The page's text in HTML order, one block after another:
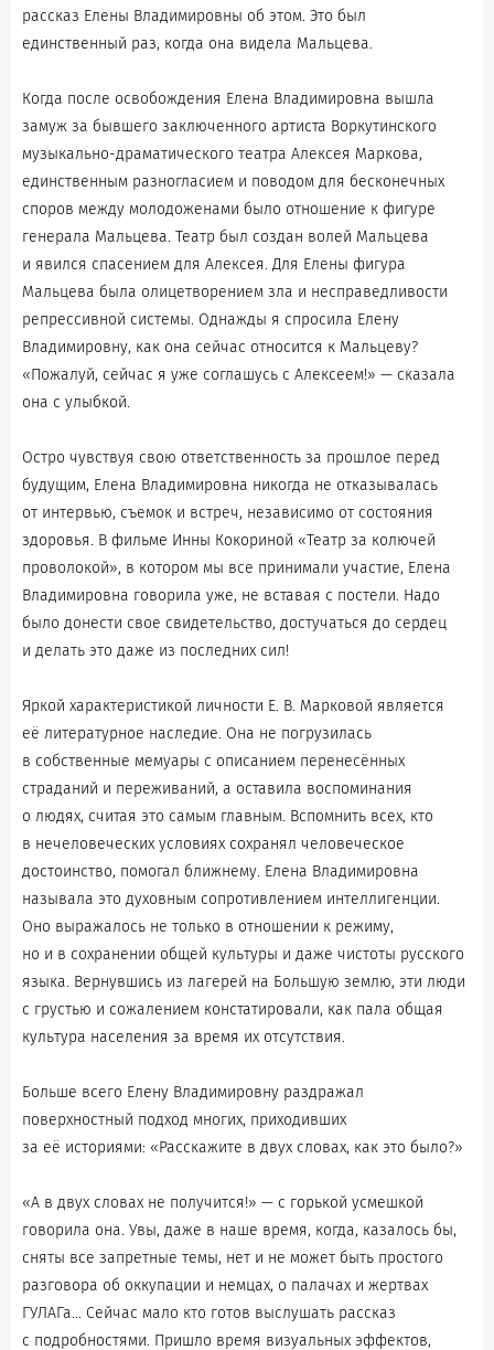
рассказ Елены Владимировны об этом. Это был
единственный раз, когда она видела Мальцева.
Когда после освобождения Елена Владимировна вышла
замуж за бывшего заключенного артиста Воркутинского
музыкально-драматического театра Алексея Маркова,
единственным разногласием и поводом для бесконечных
споров между молодоженами было отношение к фигуре
генерала Мальцева. Театр был создан волей Мальцева
и явился спасением для Алексея. Для Елены фигура
Мальцева была олицетворением зла и несправедливости
репрессивной системы. Однажды я спросила Елену
Владимировну, как она сейчас относится к Мальцеву?
«Пожалуй, сейчас я уже соглашусь с Алексеем!» — сказала
она с улыбкой.
Остро чувствуя свою ответственность за прошлое перед
будущим, Елена Владимировна никогда не отказывалась
от интервью, съемок и встреч, независимо от состояния
здоровья. В фильме Инны Кокориной «Театр за колючей
проволокой», в котором мы все принимали участие, Елена
Владимировна говорила уже, не вставая с постели. Надо
было донести свое свидетельство, достучаться до сердец
и делать это даже из последних сил!
Яркой характеристикой личности Е. В. Марковой является
её литературное наследие. Она не погрузилась
в собственные мемуары с описанием перенесённых
страданий и переживаний, а оставила воспоминания
о людях, считая это самым главным. Вспомнить всех, кто
в нечеловеческих условиях сохранял человеческое
достоинство, помогал ближнему. Елена Владимировна
называла это духовным сопротивлением интеллигенции.
Оно выражалось не только в отношении к режиму,
но и в сохранении общей культуры и даже чистоты русского
языка. Вернувшись из лагерей на Большую землю, эти люди
с грустью и сожалением констатировали, как пала общая
культура населения за время их отсутствия.
Больше всего Елену Владимировну раздражал
поверхностный подход многих, приходивших
за её историями: «Расскажите в двух словах, как это было?»
«А в двух словах не получится!» — с горькой усмешкой
говорила она. Увы, даже в наше время, когда, казалось бы,
сняты все запретные темы, нет и не может быть простого
разговора об оккупации и немцах, о палачах и жертвах
ГУЛАГа… Сейчас мало кто готов выслушать рассказ
с подробностями. Пришло время визуальных эффектов,